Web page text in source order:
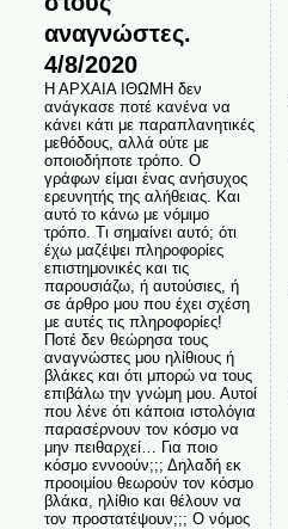
αναγνώστες.
4/8/2020
Η ΑΡΧΑΙΑ ΙΘΩΜΗ δεν
ανάγκασε ποτέ κανένα να
κάνει κάτι με παραπλανητικές
μεθόδους, αλλά ούτε με
οποιοδήποτε τρόπο. Ο
γράφων είμαι ένας ανήσυχος
ερευνητής της αλήθειας. Και
αυτό το κάνω με νόμιμο
τρόπο. Τι σημαίνει αυτό; ότι
έχω μαζέψει πληροφορίες
επιστημονικές και τις
παρουσιάζω, ή αυτούσιες, ή
σε άρθρο μου που έχει σχέση
με αυτές τις πληροφορίες!
Ποτέ δεν θεώρησα τους
αναγνώστες μου ηλίθιους ή
βλάκες και ότι μπορώ να τους
επιβάλω την γνώμη μου. Αυτοί
που λένε ότι κάποια ιστολόγια
παρασέρνουν τον κόσμο να
μην πειθαρχεί… Για ποιο
κόσμο εννοούν;;; Δηλαδή εκ
προοιμίου θεωρούν τον κόσμο
βλάκα, ηλίθιο και θέλουν να
τον προστατέψουν;;; Ο νόμος